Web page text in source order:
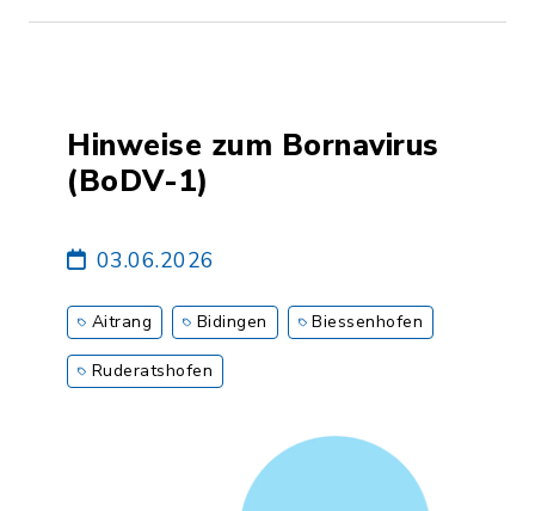
Hinweise zum Bornavirus
(BoDV-1)
03.06.2026
Aitrang Bidingen Biessenhofen
Ruderatshofen